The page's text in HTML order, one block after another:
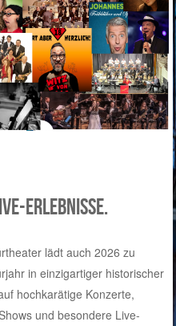
Erlebnisse.
lädt auch 2026 zu
in einzigartiger historischer
hochkarätige Konzerte,
und besondere Live-